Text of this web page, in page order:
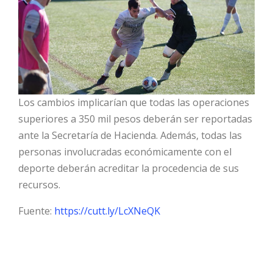
Los cambios implicarían que todas las operaciones
superiores a 350 mil pesos deberán ser reportadas
ante la Secretaría de Hacienda. Además, todas las
personas involucradas económicamente con el
deporte deberán acreditar la procedencia de sus
recursos.
Fuente: https://cutt.ly/LcXNeQK